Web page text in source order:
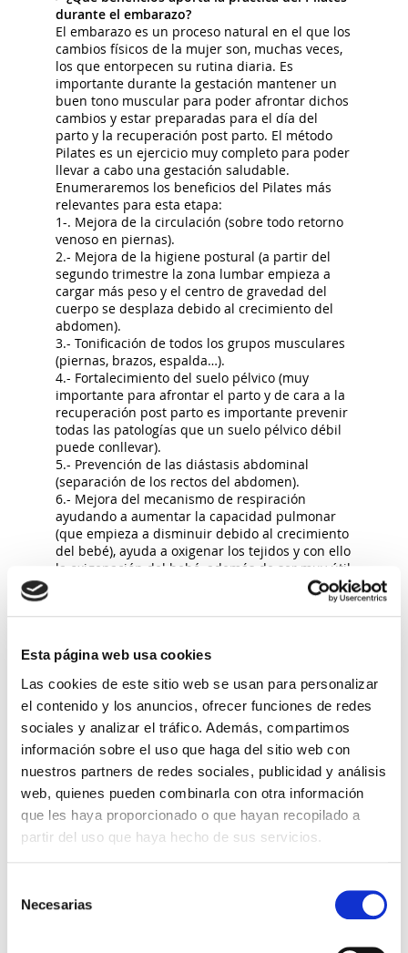
Esta página web usa cookies
Las cookies de este sitio web se usan para personalizar
el contenido y los anuncios, ofrecer funciones de redes
sociales y analizar el tráfico. Además, compartimos
información sobre el uso que haga del sitio web con
nuestros partners de redes sociales, publicidad y análisis
web, quienes pueden combinarla con otra información
que les haya proporcionado o que hayan recopilado a
partir del uso que haya hecho de sus servicios.
Necesarias
durante el embarazo?
El embarazo es un proceso natural en el que los
cambios físicos de la mujer son, muchas veces,
los que entorpecen su rutina diaria. Es
importante durante la gestación mantener un
buen tono muscular para poder afrontar dichos
cambios y estar preparadas para el día del
parto y la recuperación post parto. El método
Pilates es un ejercicio muy completo para poder
llevar a cabo una gestación saludable.
Enumeraremos los beneficios del Pilates más
relevantes para esta etapa:
1-. Mejora de la circulación (sobre todo retorno
venoso en piernas).
2.- Mejora de la higiene postural (a partir del
segundo trimestre la zona lumbar empieza a
cargar más peso y el centro de gravedad del
cuerpo se desplaza debido al crecimiento del
abdomen).
3.- Tonificación de todos los grupos musculares
(piernas, brazos, espalda…).
4.- Fortalecimiento del suelo pélvico (muy
importante para afrontar el parto y de cara a la
recuperación post parto es importante prevenir
todas las patologías que un suelo pélvico débil
puede conllevar).
5.- Prevención de las diástasis abdominal
(separación de los rectos del abdomen).
6.- Mejora del mecanismo de respiración
ayudando a aumentar la capacidad pulmonar
(que empieza a disminuir debido al crecimiento
del bebé), ayuda a oxigenar los tejidos y con ello
la oxigenación del bebé, además de ser muy útil
7.- Concienciación del propio cuerpo, siendo de
una gran ayuda para poder realizar las
saludable.
realizar Pilates?
Siempre y cuando no se ponga en peligro ni la
salud de la mama ni la del bebé, aconsejamos
que sea un facultativo el que autorice a la
gestante a poder realizar el método Pilates.
> ¿En qué casos es especialmente indicado la
realización del Pilates? ¿Y si existen dolencias
musculares?
Es ideal que toda gestante que haya pasado su
primer trimestre y la evolución del embarazo
gratificantes, pudiendo mejorar su calidad de
vida en esta etapa que muchas veces se les